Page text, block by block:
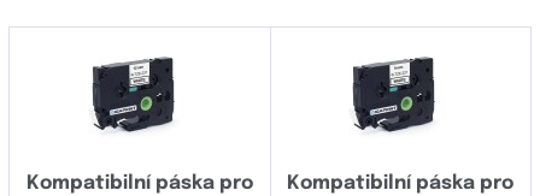
šířka 16 mm(1)
šířka 18 mm(44)
šířka 24 mm(40)
šířka 36 mm (19)
Kompatibilní páska pro
Kompatibilní páska pro